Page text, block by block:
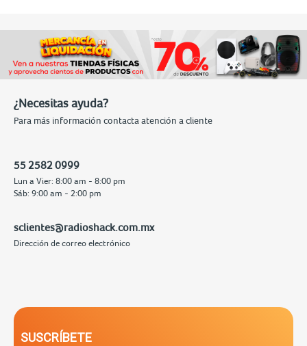
¿Necesitas ayuda?
Para más información contacta atención a cliente
55 2582 0999
Lun a Vier: 8:00 am - 8:00 pm
Sáb: 9:00 am - 2:00 pm
sclientes@radioshack.com.mx
Dirección de correo electrónico
SUSCRÍBETE